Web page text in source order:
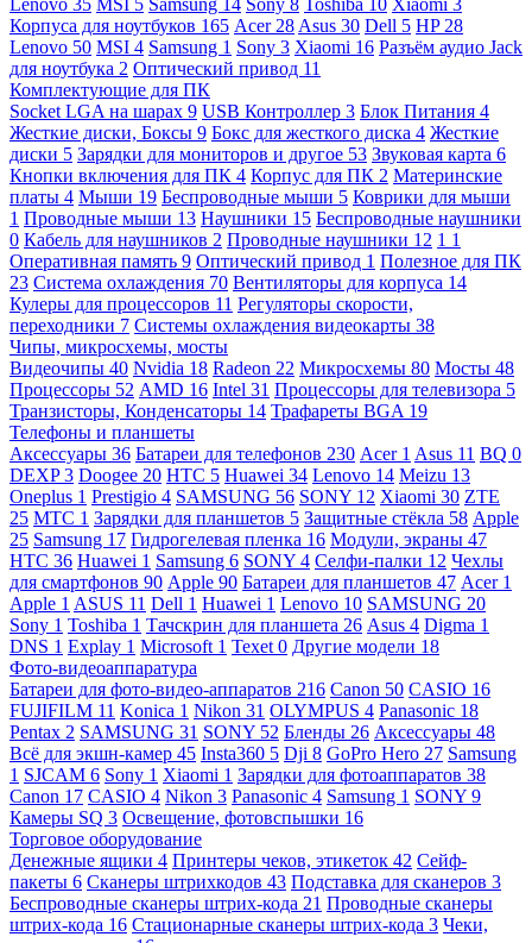
Корпуса для ноутбуков 165 Acer 28 Asus 30 Dell 5 HP 28
Lenovo 50 MSI 4 Samsung 1 Sony 3 Xiaomi 16 Разъём аудио Jack
для ноутбука 2 Оптический привод 11
Комплектующие для ПК
Socket LGA на шарах 9 USB Контроллер 3 Блок Питания 4
Жесткие диски, Боксы 9 Бокс для жесткого диска 4 Жесткие
диски 5 Зарядки для мониторов и другое 53 Звуковая карта 6
Кнопки включения для ПК 4 Корпус для ПК 2 Материнские
платы 4 Мыши 19 Беспроводные мыши 5 Коврики для мыши
1 Проводные мыши 13 Наушники 15 Беспроводные наушники
0 Кабель для наушников 2 Проводные наушники 12 1 1
Оперативная память 9 Оптический привод 1 Полезное для ПК
23 Система охлаждения 70 Вентиляторы для корпуса 14
Кулеры для процессоров 11 Регуляторы скорости,
переходники 7 Системы охлаждения видеокарты 38
Чипы, микросхемы, мосты
Видеочипы 40 Nvidia 18 Radeon 22 Микросхемы 80 Мосты 48
Процессоры 52 AMD 16 Intel 31 Процессоры для телевизора 5
Транзисторы, Конденсаторы 14 Трафареты BGA 19
Телефоны и планшеты
Аксессуары 36 Батареи для телефонов 230 Acer 1 Asus 11 BQ 0
DEXP3 Doogee 20 HTC 5 Huawei 34 Lenovo 14 Meizu 13
Oneplus 1 Prestigio 4 SAMSUNG 56 SONY 12 Xiaomi 30 ZTE
25 МТС 1 Зарядки для планшетов 5 Защитные стёкла 58 Apple
25 Samsung 17 Гидрогелевая пленка 16 Модули, экраны 47
HTC 36 Huawei 1 Samsung 6 SONY 4 Селфи-палки 12 Чехлы
для смартфонов 90 Apple 90 Батареи для планшетов 47 Acer 1
Apple 1 ASUS 11 Dell 1 Huawei 1 Lenovo 10 SAMSUNG 20
Sony 1 Toshiba 1 Тачскрин для планшета 26 Asus 4 Digma 1
DNS 1 Explay 1 Microsoft 1 Texet 0 Другие модели 18
Фото-видеоаппаратура
Батареи для фото-видео-аппаратов 216 Canon 50 CASIO 16
FUJIFILM 11 Konica 1 Nikon 31 OLYMPUS 4 Panasonic 18
Pentax 2 SAMSUNG 31 SONY 52 Бленды 26 Аксессуары 48
Всё для экшн-камер 45 Insta360 5 Dji 8 GoPro Hero 27 Samsung
1 SJCAM 6 Sony 1 Xiaomi 1 Зарядки для фотоаппаратов 38
Canon 17 CASIO 4 Nikon 3 Panasonic 4 Samsung 1 SONY 9
Камеры SQ 3 Освещение, фотовспышки 16
Торговое оборудование
Денежные ящики 4 Принтеры чеков, этикеток 42 Сейф-
пакеты 6 Сканеры штрихкодов 43 Подставка для сканеров 3
Беспроводные сканеры штрих-кода 21 Проводные сканеры
штрих-кода 16 Стационарные сканеры штрих-кода 3 Чеки,